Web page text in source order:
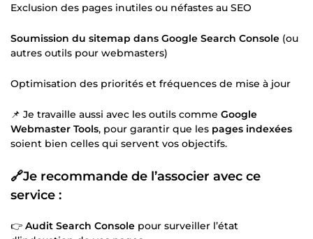
Exclusion des pages inutiles ou néfastes au SEO
Soumission du sitemap dans Google Search Console (ou
autres outils pour webmasters)
Optimisation des priorités et fréquences de mise à jour
📌 Je travaille aussi avec les outils comme Google
Webmaster Tools, pour garantir que les pages indexées
soient bien celles qui servent vos objectifs.
🔗Je recommande de l’associer avec ce
service :
👉 Audit Search Console pour surveiller l’état